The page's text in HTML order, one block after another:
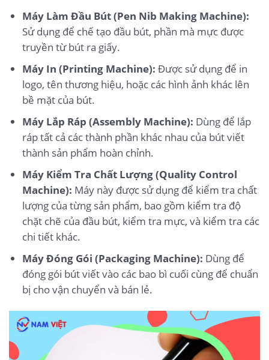
Máy Làm Đầu Bút (Pen Nib Making Machine):
Sử dụng để chế tạo đầu bút, phần mà mực được
truyền từ bút ra giấy.
Máy In (Printing Machine): Được sử dụng để in
logo, tên thương hiệu, hoặc các hình ảnh khác lên
bề mặt của bút.
Máy Lắp Ráp (Assembly Machine): Dùng để lắp
ráp tất cả các thành phần khác nhau của bút viết
thành sản phẩm hoàn chỉnh.
Máy Kiểm Tra Chất Lượng (Quality Control
Machine): Máy này được sử dụng để kiểm tra chất
lượng của từng sản phẩm, bao gồm kiểm tra độ
chặt chẽ của đầu bút, kiểm tra mực, và kiểm tra các
chi tiết khác.
Máy Đóng Gói (Packaging Machine): Dùng để
đóng gói bút viết vào các bao bì cuối cùng để chuẩn
bị cho vận chuyển và bán lẻ.